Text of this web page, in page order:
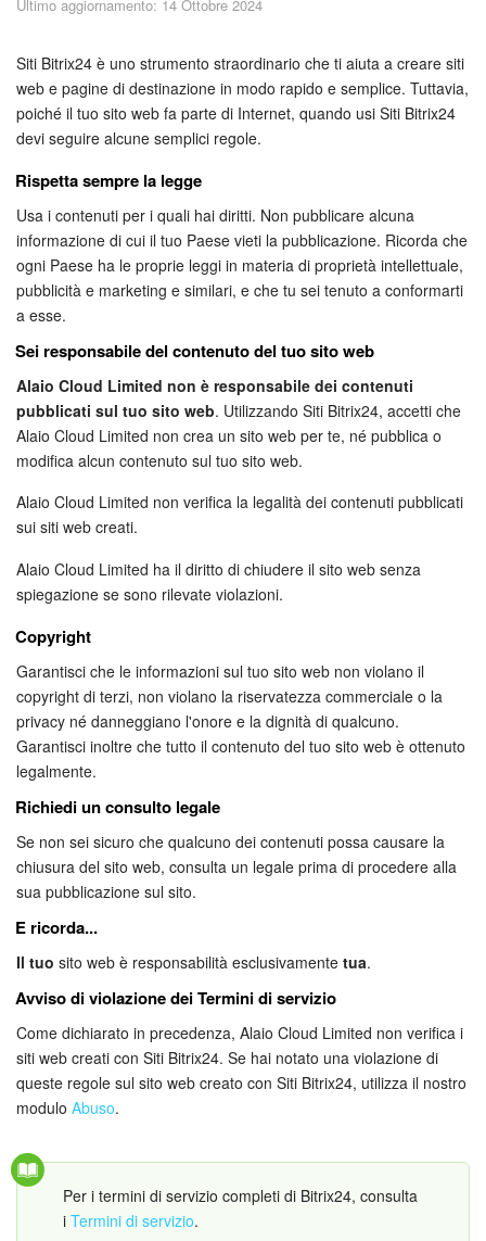
Piani e pagamento
Sicurezza in Bitrix24
Come iniziare?
CoPilot: IA in Bitrix24
Feed
Messenger
Calendario
Bitrix24 Drive
Gruppi di lavoro
Incarichi e progetti
Progetti IA
CRM
Prenotazione online
Contact Center
Sales Center
Generatore BI
Siti e store
Knowledge base
Ultimo aggiornamento: 14 Ottobre 2024
Siti Bitrix24 è uno strumento straordinario che ti aiuta a creare siti
web e pagine di destinazione in modo rapido e semplice. Tuttavia,
poiché il tuo sito web fa parte di Internet, quando usi Siti Bitrix24
devi seguire alcune semplici regole.
Rispetta sempre la legge
Usa i contenuti per i quali hai diritti. Non pubblicare alcuna
informazione di cui il tuo Paese vieti la pubblicazione. Ricorda che
ogni Paese ha le proprie leggi in materia di proprietà intellettuale,
pubblicità e marketing e similari, e che tu sei tenuto a conformarti
a esse.
Sei responsabile del contenuto del tuo sito web
Alaio Cloud Limited non è responsabile dei contenuti
pubblicati sul tuo sito web. Utilizzando Siti Bitrix24, accetti che
Alaio Cloud Limited non crea un sito web per te, né pubblica o
modifica alcun contenuto sul tuo sito web.
Alaio Cloud Limited non verifica la legalità dei contenuti pubblicati
sui siti web creati.
Alaio Cloud Limited ha il diritto di chiudere il sito web senza
spiegazione se sono rilevate violazioni.
Copyright
Garantisci che le informazioni sul tuo sito web non violano il
copyright di terzi, non violano la riservatezza commerciale o la
privacy né danneggiano l'onore e la dignità di qualcuno.
Garantisci inoltre che tutto il contenuto del tuo sito web è ottenuto
legalmente.
Richiedi un consulto legale
Se non sei sicuro che qualcuno dei contenuti possa causare la
chiusura del sito web, consulta un legale prima di procedere alla
sua pubblicazione sul sito.
E ricorda...
Il tuo sito web è responsabilità esclusivamente tua.
Avviso di violazione dei Termini di servizio
Come dichiarato in precedenza, Alaio Cloud Limited non verifica i
siti web creati con Siti Bitrix24. Se hai notato una violazione di
queste regole sul sito web creato con Siti Bitrix24, utilizza il nostro
modulo Abuso.
Per i termini di servizio completi di Bitrix24, consulta
i Termini di servizio.